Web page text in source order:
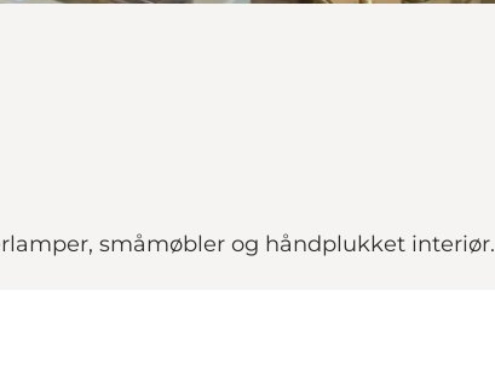
småmøbler og håndplukket interiør.